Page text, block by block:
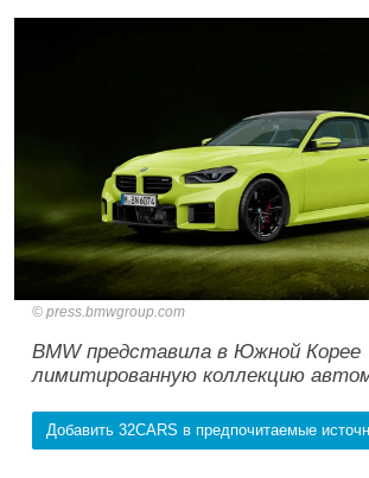
press.bmwgroup.com
BMW представила в Южной Корее
лимитированную коллекцию
Добавить 32CARS в предпочитаемые